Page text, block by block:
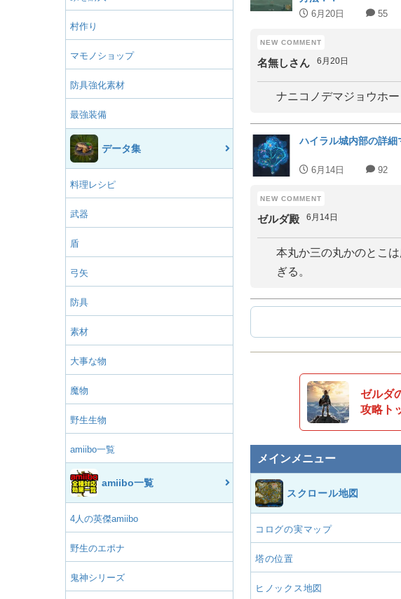
村作り
マモノショップ
防具強化素材
最強装備
データ集
料理レシピ
武器
盾
弓矢
防具
素材
大事な物
魔物
野生生物
amiibo一覧
amiibo一覧
4人の英傑amiibo
野生のエポナ
鬼神シリーズ
6月20日 55
名無しさん 6月20日
ナニコノデマジョウホー
ハイラル城内部の詳細
6月14日 92
ゼルダ殿 6月14日
本丸か三の丸かのとこ
ぎる。
ゼルダ
攻略ト
メインメニュー
スクロール地図
コログの実マップ
塔の位置
ヒノックス地図